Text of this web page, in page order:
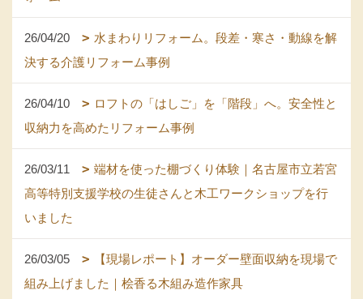
26/04/20
水まわりリフォーム。段差・寒さ・動線を解
決する介護リフォーム事例
26/04/10
ロフトの「はしご」を「階段」へ。安全性と
収納力を高めたリフォーム事例
26/03/11
端材を使った棚づくり体験｜名古屋市立若宮
高等特別支援学校の生徒さんと木工ワークショップを行
いました
26/03/05
【現場レポート】オーダー壁面収納を現場で
組み上げました｜桧香る木組み造作家具